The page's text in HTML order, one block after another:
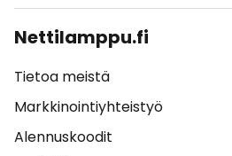
Nettilamppu.fi
Tietoa meistä
Markkinointiyhteistyö
Alennuskoodit